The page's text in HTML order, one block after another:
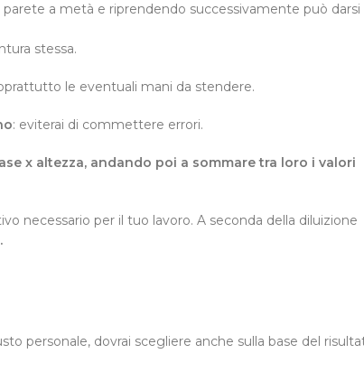
a metà e riprendendo successivamente può darsi
stessa.
le eventuali mani da stendere.
: eviterai di commettere errori.
x altezza, andando poi a sommare tra loro i valori
necessario per il tuo lavoro. A seconda della diluizione
personale, dovrai scegliere anche sulla base del